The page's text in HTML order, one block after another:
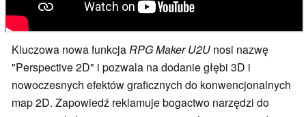
Kluczowa nowa funkcjaRPG Maker U2U nosi nazwę
"Perspective 2D" i pozwala na dodanie głębi 3D i
nowoczesnych efektów graficznych do konwencjonalnych
map 2D. Zapowiedź reklamuje bogactwo narzędzi do